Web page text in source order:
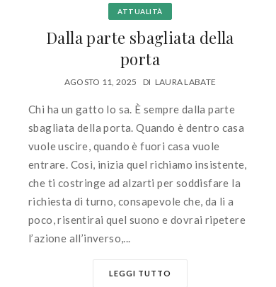
ATTUALITÀ
Dalla parte sbagliata della
porta
AGOSTO 11, 2025 DI LAURA LABATE
Chi ha un gatto lo sa. È sempre dalla parte
sbagliata della porta. Quando è dentro casa
vuole uscire, quando è fuori casa vuole
entrare. Così, inizia quel richiamo insistente,
che ti costringe ad alzarti per soddisfare la
richiesta di turno, consapevole che, da li a
poco, risentirai quel suono e dovrai ripetere
l’azione all’inverso,...
LEGGI TUTTO